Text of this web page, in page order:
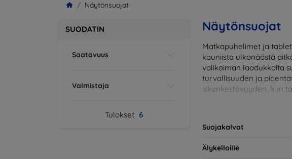
Näytönsuojat
SUODATIN
Saatavuus
Valmistaja
Tulokset 6
Näytönsuojat
Matkapuhelimet ja
kauniista ulkonäöstä
valikoiman laadukkaita
turvallisuuden ja
iskunkestävyyden, kun
yhteensopivia useiden
Suojakalvot
Älykelloille